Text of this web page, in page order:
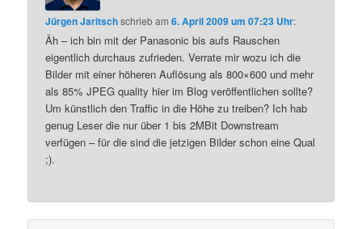
Jürgen Jaritschschriebam6. April 2009 um 07:23 Uhr:
Äh – ich bin mit der Panasonic bis aufs Rauschen
eigentlich durchaus zufrieden. Verrate mir wozu ich die
Bilder mit einer höheren Auflösung als 800×600 und mehr
als 85% JPEG quality hier im Blog veröffentlichen sollte?
Um künstlich den Traffic in die Höhe zu treiben? Ich hab
genug Leser die nur über 1 bis 2MBit Downstream
verfügen – für die sind die jetzigen Bilder schon eine Qual
;).